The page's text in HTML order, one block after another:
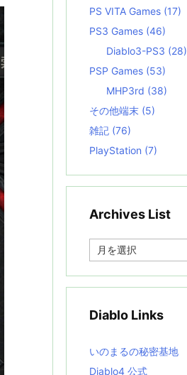
PS VITA Games (17)
PS3 Games (46)
Diablo3-PS3 (28)
PSP Games (53)
MHP3rd (38)
その他端末 (5)
雑記 (76)
PlayStation (7)
Archives List
e
i
s
Diablo Links
いのまるの秘密基地
Diablo4 公式